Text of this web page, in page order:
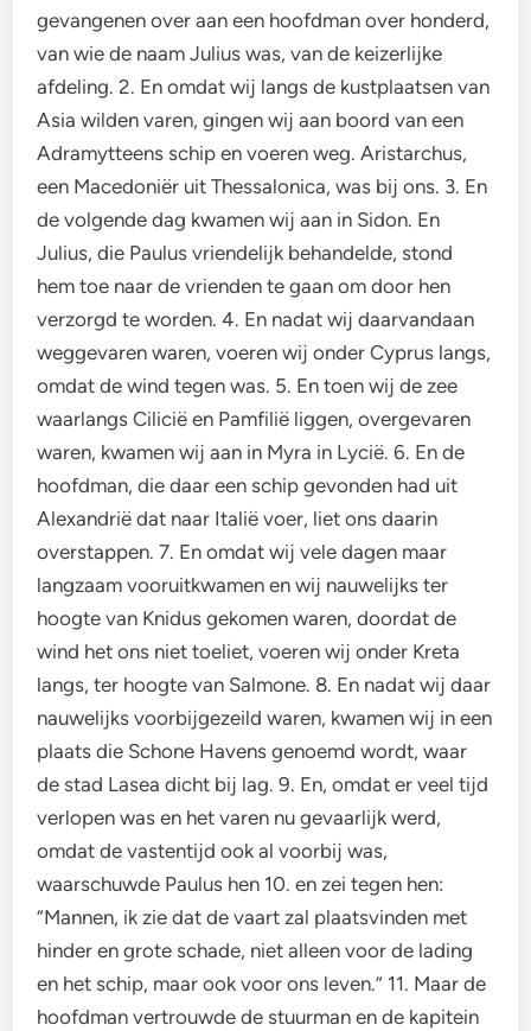
gevangenen over aan een hoofdman over honderd,
van wie de naam Julius was, van de keizerlijke
afdeling. 2. En omdat wij langs de kustplaatsen van
Asia wilden varen, gingen wij aan boord van een
Adramytteens schip en voeren weg. Aristarchus,
een Macedoniër uit Thessalonica, was bij ons. 3. En
de volgende dag kwamen wij aan in Sidon. En
Julius, die Paulus vriendelijk behandelde, stond
hem toe naar de vrienden te gaan om door hen
verzorgd te worden. 4. En nadat wij daarvandaan
weggevaren waren, voeren wij onder Cyprus langs,
omdat de wind tegen was. 5. En toen wij de zee
waarlangs Cilicië en Pamfilië liggen, overgevaren
waren, kwamen wij aan in Myra in Lycië. 6. En de
hoofdman, die daar een schip gevonden had uit
Alexandrië dat naar Italië voer, liet ons daarin
overstappen. 7. En omdat wij vele dagen maar
langzaam vooruitkwamen en wij nauwelijks ter
hoogte van Knidus gekomen waren, doordat de
wind het ons niet toeliet, voeren wij onder Kreta
langs, ter hoogte van Salmone. 8. En nadat wij daar
nauwelijks voorbijgezeild waren, kwamen wij in een
plaats die Schone Havens genoemd wordt, waar
de stad Lasea dicht bij lag. 9. En, omdat er veel tijd
verlopen was en het varen nu gevaarlijk werd,
omdat de vastentijd ook al voorbij was,
waarschuwde Paulus hen 10. en zei tegen hen:
“Mannen, ik zie dat de vaart zal plaatsvinden met
hinder en grote schade, niet alleen voor de lading
en het schip, maar ook voor ons leven.” 11. Maar de
hoofdman vertrouwde de stuurman en de kapitein